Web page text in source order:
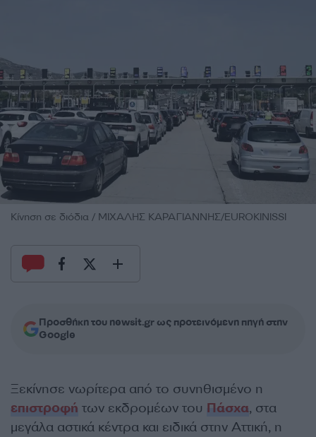
Κίνηση σε διόδια / ΜΙΧΑΛΗΣ ΚΑΡΑΓΙΑΝΝΗΣ/EUROKINISSI
Προσθήκη του newsit.gr ως προτεινόμενη πηγή στην
Google
Ξεκίνησε νωρίτερα από το συνηθισμένο η
επιστροφή των εκδρομέων του Πάσχα, στα
μεγάλα αστικά κέντρα και ειδικά στην Αττική, η